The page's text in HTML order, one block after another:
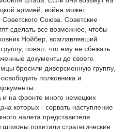
армией, война может
Советского Союза. Советские
сделать все возможное, чтобы
Нойбер, возглавлявший
понял, что ему не сбежать
документы до своего
бросили диверсионную группу,
полковника и
и на фронте много немецких
которых - сорвать наступление
налета представителя
похитили стратегические